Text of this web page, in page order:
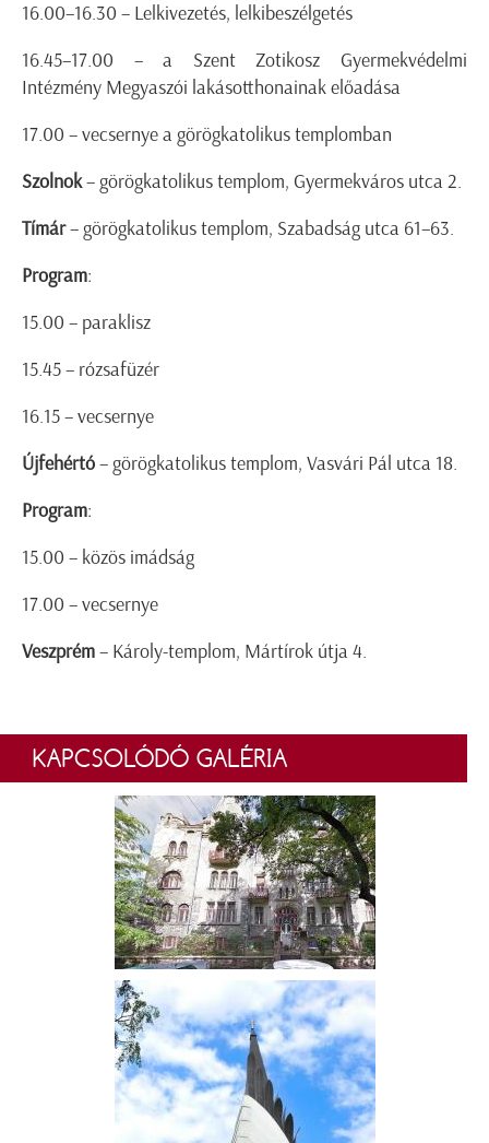
16.00–16.30 – Lelkivezetés, lelkibeszélgetés
16.45–17.00 – a Szent Zotikosz Gyermekvédelmi
Intézmény Megyaszói lakásotthonainak előadása
17.00 – vecsernye a görögkatolikus templomban
Szolnok– görögkatolikus templom, Gyermekváros utca 2.
Tímár– görögkatolikus templom, Szabadság utca 61–63.
Program:
15.00 – paraklisz
15.45 – rózsafüzér
16.15 – vecsernye
Újfehértó– görögkatolikus templom, Vasvári Pál utca 18.
Program:
15.00 – közös imádság
17.00 – vecsernye
Veszprém– Károly-templom, Mártírok útja 4.
KAPCSOLÓDÓ GALÉRIA